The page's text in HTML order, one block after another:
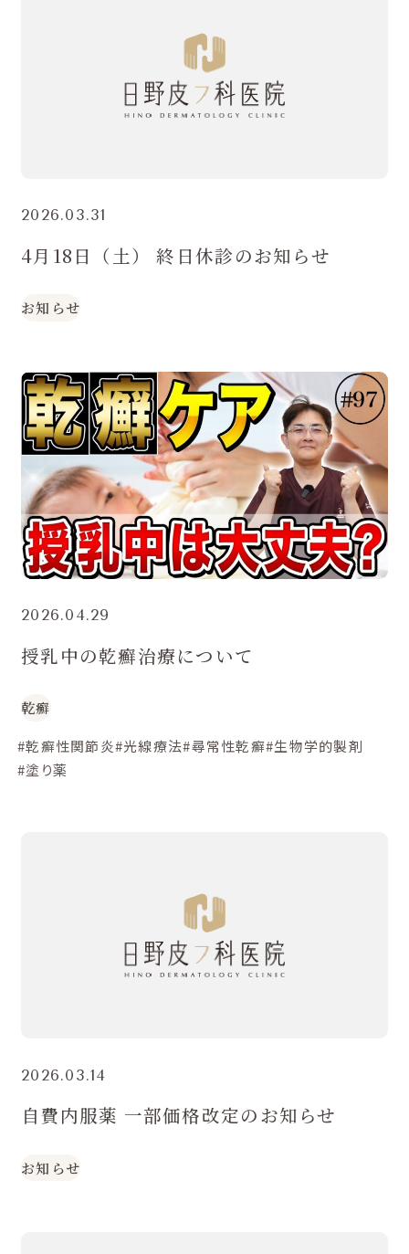
2026.03.31
4月18日（土） 終日休診のお知らせ
お知らせ
2026.04.29
授乳中の乾癬治療について
乾癬
#乾癬性関節炎#光線療法#尋常性乾癬#生物学的製剤
#塗り薬
2026.03.14
自費内服薬 一部価格改定のお知らせ
お知らせ